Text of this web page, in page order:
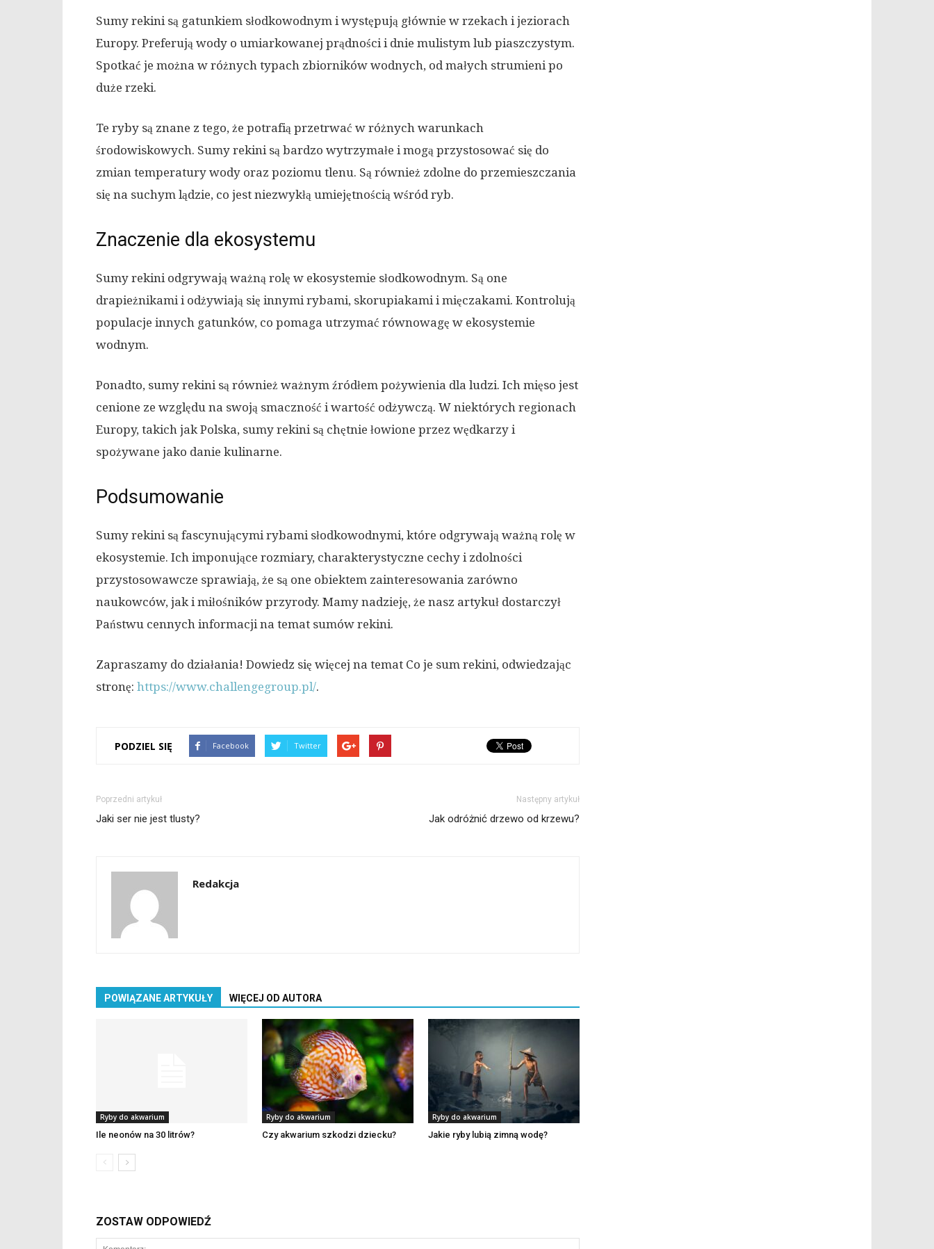
Sumy rekini są gatunkiem słodkowodnym i występują głównie w rzekach i jeziorach
Europy. Preferują wody o umiarkowanej prądności i dnie mulistym lub piaszczystym.
Spotkać je można w różnych typach zbiorników wodnych, od małych strumieni po
duże rzeki.
Te ryby są znane z tego, że potrafią przetrwać w różnych warunkach
środowiskowych. Sumy rekini są bardzo wytrzymałe i mogą przystosować się do
zmian temperatury wody oraz poziomu tlenu. Są również zdolne do przemieszczania
się na suchym lądzie, co jest niezwykłą umiejętnością wśród ryb.
Znaczenie dla ekosystemu
Sumy rekini odgrywają ważną rolę w ekosystemie słodkowodnym. Są one
drapieżnikami i odżywiają się innymi rybami, skorupiakami i mięczakami. Kontrolują
populacje innych gatunków, co pomaga utrzymać równowagę w ekosystemie
wodnym.
Ponadto, sumy rekini są również ważnym źródłem pożywienia dla ludzi. Ich mięso jest
cenione ze względu na swoją smaczność i wartość odżywczą. W niektórych regionach
Europy, takich jak Polska, sumy rekini są chętnie łowione przez wędkarzy i
spożywane jako danie kulinarne.
Podsumowanie
Sumy rekini są fascynującymi rybami słodkowodnymi, które odgrywają ważną rolę w
ekosystemie. Ich imponujące rozmiary, charakterystyczne cechy i zdolności
przystosowawcze sprawiają, że są one obiektem zainteresowania zarówno
naukowców, jak i miłośników przyrody. Mamy nadzieję, że nasz artykuł dostarczył
Państwu cennych informacji na temat sumów rekini.
Zapraszamy do działania! Dowiedz się więcej na temat Co je sum rekini, odwiedzając
stronę: https://www.challengegroup.pl/.
PODZIEL SIĘ Facebook Twitter
Poprzedni artykuł
Jaki ser nie jest tlusty?
Następny artykuł
Jak odróżnić drzewo od krzewu?
Redakcja
POWIĄZANE ARTYKUŁY WIĘCEJ OD AUTORA
Ryby do akwarium
Ile neonów na 30 litrów?
Ryby do akwarium
Czy akwarium szkodzi dziecku?
Ryby do akwarium
Jakie ryby lubią zimną wodę?
ZOSTAW ODPOWIEDŹ